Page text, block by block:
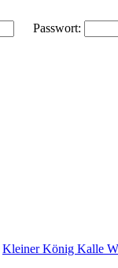
Passwort:
Kleiner König Kalle